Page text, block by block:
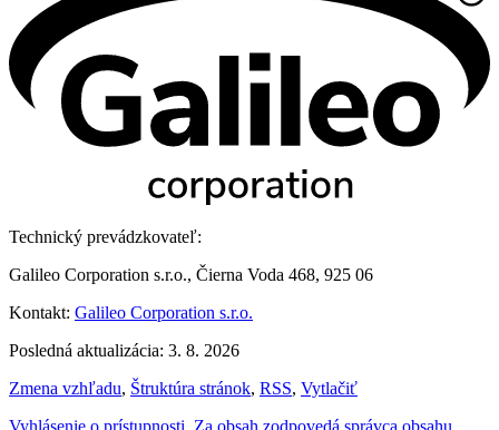
Technický prevádzkovateľ:
Galileo Corporation s.r.o., Čierna Voda 468, 925 06
Kontakt: Galileo Corporation s.r.o.
Posledná aktualizácia: 3. 8. 2026
Zmena vzhľadu, Štruktúra stránok, RSS, Vytlačiť
Vyhlásenie o prístupnosti Za obsah zodpovedá správca obsahu